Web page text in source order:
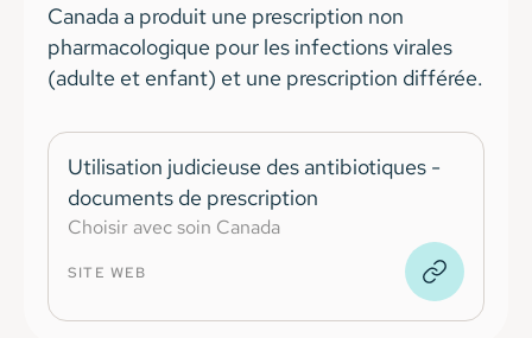
Canada a produit une prescription non
pharmacologique pour les infections virales
(adulte et enfant) et une prescription différée.
Utilisation judicieuse des antibiotiques -
documents de prescription
Choisir avec soin Canada
SITE WEB